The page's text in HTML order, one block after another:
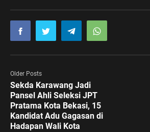
Older Posts
Sekda Karawang Jadi
Pansel Ahli Seleksi JPT
Pratama Kota Bekasi, 15
Kandidat Adu Gagasan di
Hadapan Wali Kota